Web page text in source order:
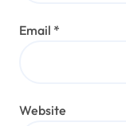
Email *
Website